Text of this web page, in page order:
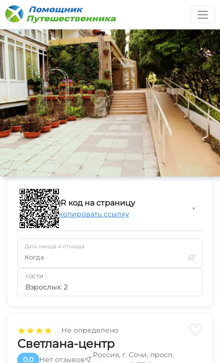
★★★★☆Не определено ♡
Светлана-центр
0.0 Нет отзывов
Россия, г. Сочи, просп.
QR код на страницу
Скопировать ссылку
▼
Дата заезда и отъезда
Когда
ГОСТИ
Взрослых: 2